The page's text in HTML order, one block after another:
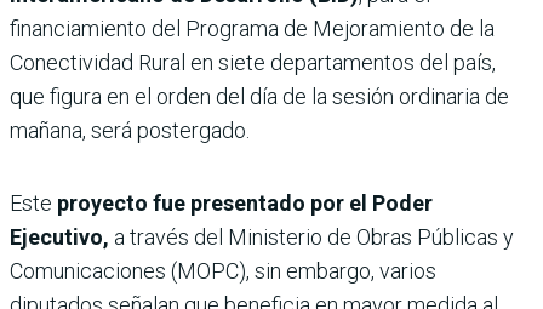
financiamiento del Programa de Mejoramiento de la
Conectividad Rural en siete departamentos del país,
que figura en el orden del día de la sesión ordinaria de
mañana, será postergado.
Este proyecto fue presentado por el Poder
Ejecutivo, a través del Ministerio de Obras Públicas y
Comunicaciones (MOPC), sin embargo, varios